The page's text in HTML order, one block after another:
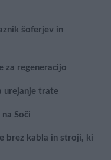
šoferjev in
za regeneracijo
urejanje trate
Soči
brez kabla in stroji, ki